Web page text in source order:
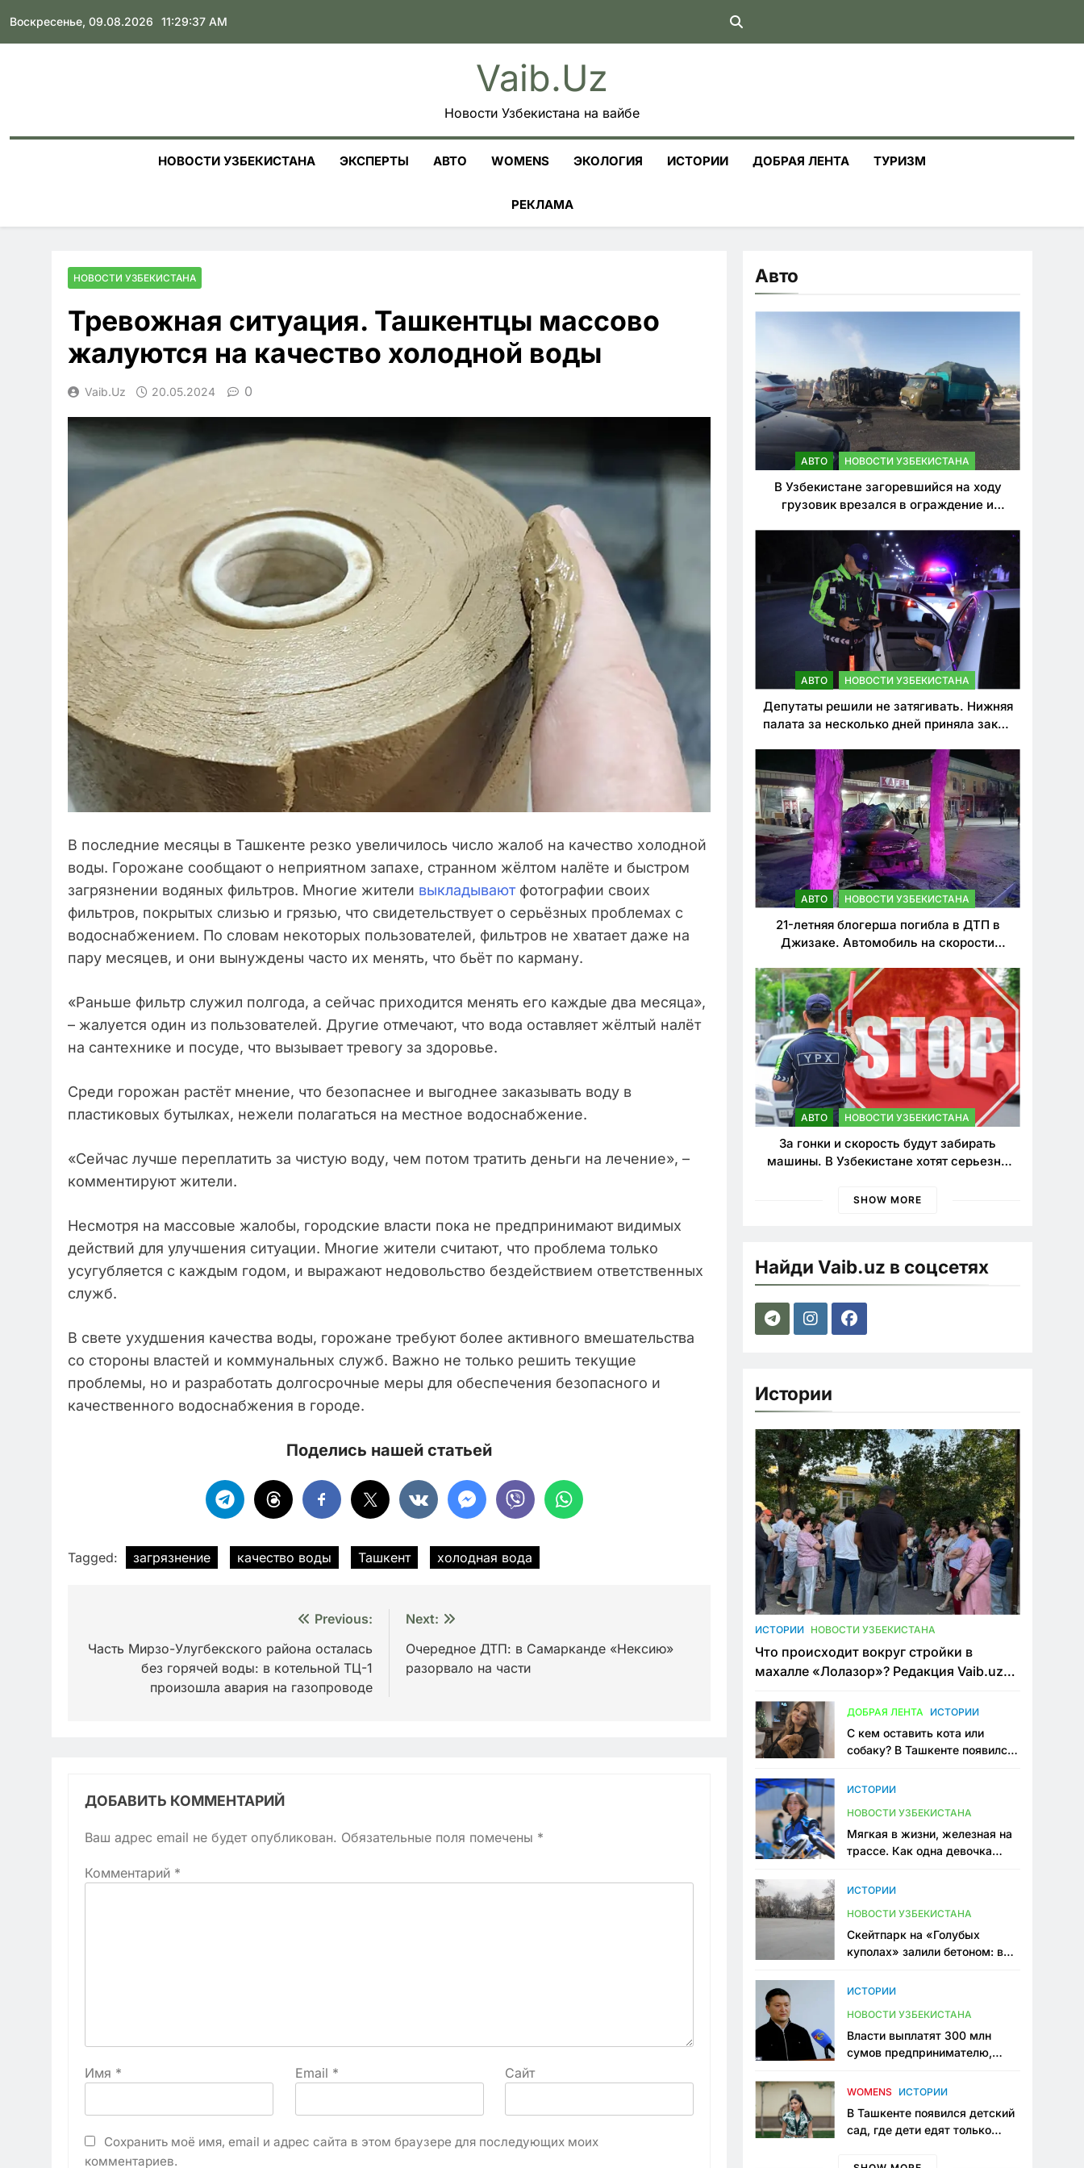
to
content
Воскресенье, 09.08.2026 11:29:38 AM
Vaib.uz
Новости Узбекистана на вайбе
НОВОСТИ УЗБЕКИСТАНА ЭКСПЕРТЫ АВТО WOMENS ЭКОЛОГИЯ ИСТОРИИ ДОБРАЯ ЛЕНТА ТУРИЗМ
РЕКЛАМА
НОВОСТИ УЗБЕКИСТАНА
Тревожная ситуация. Ташкентцы массово
жалуются на качество холодной воды
Vaib.uz 20.05.2024 0
В последние месяцы в Ташкенте резко увеличилось число жалоб на качество холодной
воды. Горожане сообщают о неприятном запахе, странном жёлтом налёте и быстром
загрязнении водяных фильтров. Многие жители выкладываютфотографии своих
фильтров, покрытых слизью и грязью, что свидетельствует о серьёзных проблемах с
водоснабжением. По словам некоторых пользователей, фильтров не хватает даже на
пару месяцев, и они вынуждены часто их менять, что бьёт по карману.
«Раньше фильтр служил полгода, а сейчас приходится менять его каждые два месяца»,
– жалуется один из пользователей. Другие отмечают, что вода оставляет жёлтый налёт
на сантехнике и посуде, что вызывает тревогу за здоровье.
Среди горожан растёт мнение, что безопаснее и выгоднее заказывать воду в
пластиковых бутылках, нежели полагаться на местное водоснабжение.
«Сейчас лучше переплатить за чистую воду, чем потом тратить деньги на лечение», –
комментируют жители.
Несмотря на массовые жалобы, городские власти пока не предпринимают видимых
действий для улучшения ситуации. Многие жители считают, что проблема только
усугубляется с каждым годом, и выражают недовольство бездействием ответственных
служб.
В свете ухудшения качества воды, горожане требуют более активного вмешательства
со стороны властей и коммунальных служб. Важно не только решить текущие
проблемы, но и разработать долгосрочные меры для обеспечения безопасного и
качественного водоснабжения в городе.
Поделись нашей статьей
Tagged: загрязнение качество воды Ташкент холодная вода
по
записям
Previous:
Часть Мирзо-Улугбекского района осталась
без горячей воды: в котельной ТЦ-1
произошла авария на газопроводе
Next:
Очередное ДТП: в Самарканде «Нексию»
разорвало на части
ДОБАВИТЬ КОММЕНТАРИЙ
Ваш адрес email не будет опубликован. Обязательные поля помечены *
Комментарий *
Имя * Email * Сайт
Сохранить моё имя, email и адрес сайта в этом браузере для последующих моих
комментариев.
Авто
АВТО НОВОСТИ УЗБЕКИСТАНА
В Узбекистане загоревшийся на ходу
грузовик врезался в ограждение и
АВТО НОВОСТИ УЗБЕКИСТАНА
Депутаты решили не затягивать. Нижняя
палата за несколько дней приняла закон
нарушителей ПДД
АВТО НОВОСТИ УЗБЕКИСТАНА
21-летняя блогерша погибла в ДТП в
Джизаке. Автомобиль на скорости
АВТО НОВОСТИ УЗБЕКИСТАНА
За гонки и скорость будут забирать
машины. В Узбекистане хотят серьезно
SHOW MORE
Найди Vaib.uz в соцсетях
Истории
ИСТОРИИ НОВОСТИ УЗБЕКИСТАНА
Что происходит вокруг стройки в
махалле «Лолазор»? Редакция Vaib.uz
конфликта
ДОБРАЯ ЛЕНТА ИСТОРИИ
С кем оставить кота или
собаку? В Ташкенте появился
ИСТОРИИ
НОВОСТИ УЗБЕКИСТАНА
Мягкая в жизни, железная на
трассе. Как одна девочка
Узбекистане
ИСТОРИИ
НОВОСТИ УЗБЕКИСТАНА
Скейтпарк на «Голубых
куполах» залили бетоном: в
одно общественное
ИСТОРИИ
НОВОСТИ УЗБЕКИСТАНА
Власти выплатят 300 млн
сумов предпринимателю,
тюрьме по незаконному
WOMENS ИСТОРИИ
В Ташкенте появился детский
сад, где дети едят только
мама, которая устала просить